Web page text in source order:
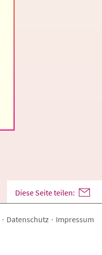
Diese Seite teilen:
· Datenschutz · Impressum